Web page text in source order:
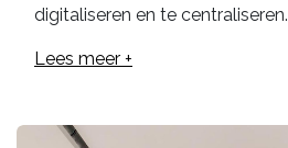
digitaliseren en te centraliseren.
Lees meer +